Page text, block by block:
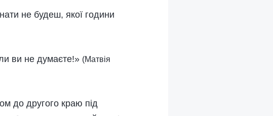
не будеш, якої години
ви не думаєте!» (Матвія
до другого краю під